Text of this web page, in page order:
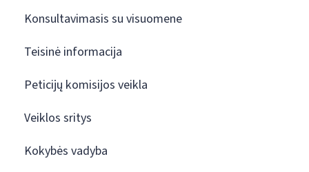
Konsultavimasis su visuomene
Teisinė informacija
Peticijų komisijos veikla
Veiklos sritys
Kokybės vadyba